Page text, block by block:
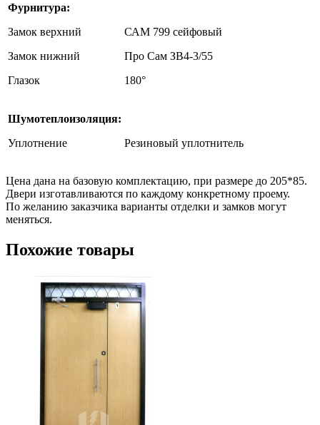
Фурнитура:
Замок верхний
Замок нижний
Глазок
САМ 799 сейфовый
Про Сам ЗВ4-3/55
180°
Шумотеплоизоляция:
Уплотнение
Резиновый уплотнитель
Цена дана на базовую комплектацию, при размере до 205*85.
Двери изготавливаются по каждому конкретному проему.
По желанию заказчика варианты отделки и замков могут
меняться.
Похожие товары